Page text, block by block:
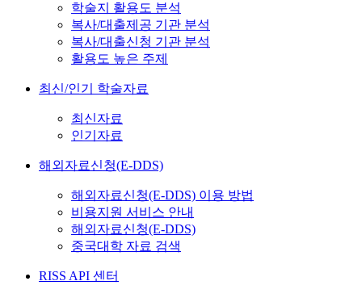
학술지 활용도 분석
복사/대출제공 기관 분석
복사/대출신청 기관 분석
활용도 높은 주제
최신/인기 학술자료
최신자료
인기자료
해외자료신청(E-DDS)
해외자료신청(E-DDS) 이용 방법
비용지원 서비스 안내
해외자료신청(E-DDS)
중국대학 자료 검색
RISS API 센터